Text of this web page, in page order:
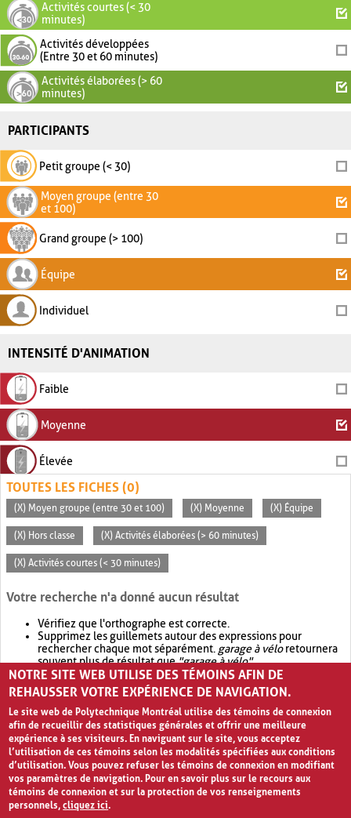
Activités courtes (< 30
minutes)
Activités développées
(Entre 30 et 60 minutes)
Activités élaborées (> 60
minutes)
PARTICIPANTS
Petit groupe (< 30)
Moyen groupe (entre 30
et 100)
Grand groupe (> 100)
Équipe
Individuel
INTENSITÉ D'ANIMATION
Faible
Moyenne
Élevée
TOUTES LES FICHES (0)
(X) Moyen groupe (entre 30 et 100) (X) Moyenne (X) Équipe
(X) Hors classe (X) Activités élaborées (> 60 minutes)
(X) Activités courtes (< 30 minutes)
Votre recherche n'a donné aucun résultat
Vérifiez que l'orthographe est correcte.
Supprimez les guillemets autour des expressions pour
rechercher chaque mot séparément. garage à véloretournera
souvent plus de résultat que"garage à vélo".
Envisagez d'élargir votre recherche avec OR.garage OR vélo
retournera souvent plus de résultat quegarage à vélo
NOTRE SITE WEB UTILISE DES TÉMOINS AFIN DE
REHAUSSER VOTRE EXPÉRIENCE DE NAVIGATION.
Le site web de Polytechnique Montréal utilise des témoins de connexion
afin de recueillir des statistiques générales et offrir une meilleure
expérience à ses visiteurs. En naviguant sur le site, vous acceptez
l’utilisation de ces témoins selon les modalités spécifiées aux conditions
d’utilisation. Vous pouvez refuser les témoins de connexion en modifiant
vos paramètres de navigation. Pour en savoir plus sur le recours aux
témoins de connexion et sur la protection de vos renseignements
personnels,cliquez ici.